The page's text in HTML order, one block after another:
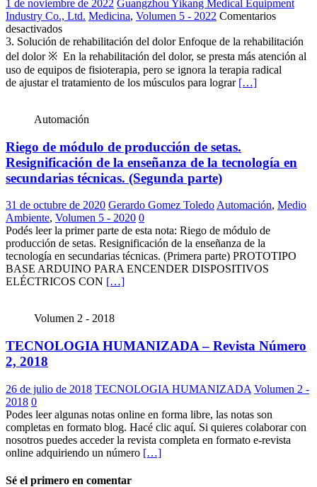
1 de noviembre de 2022 Guangzhou Yikang Medical Equipment
Industry Co., Ltd. Medicina, Volumen 5 - 2022 Comentarios
desactivadosen
Solución
global
para
la
construcción
Centro
Médico
de
Rehabilitación
parte)
3. Solución de rehabilitación del dolor Enfoque de la rehabilitación
del dolor ※ En la rehabilitación del dolor, se presta más atención al
uso de equipos de fisioterapia, pero se ignora la terapia radical
de ajustar el tratamiento de los músculos para lograr […]
Automación
Riego de módulo de producción de setas.
Resignificación de la enseñanza de la tecnología en
secundarias técnicas. (Segunda parte)
31 de octubre de 2020 Gerardo Gomez Toledo Automación, Medio
Ambiente, Volumen 5 - 2020 0
Podés leer la primer parte de esta nota: Riego de módulo de
producción de setas. Resignificación de la enseñanza de la
tecnología en secundarias técnicas. (Primera parte) PROTOTIPO
BASE ARDUINO PARA ENCENDER DISPOSITIVOS
ELÉCTRICOS CON […]
Volumen 2 - 2018
TECNOLOGIA HUMANIZADA – Revista Número
2, 2018
26 de julio de 2018 TECNOLOGIA HUMANIZADA Volumen 2 -
2018 0
Podes leer algunas notas online en forma libre, las notas son
completas en formato blog. Hacé clic aquí. Si quieres colaborar con
nosotros puedes acceder la revista completa en formato e-revista
online adquiriendo un número […]
Sé el primero en comentar